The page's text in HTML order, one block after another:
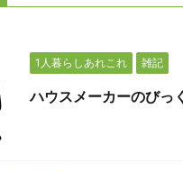
1人暮らしあれこれ 雑記
ハウスメーカーのびっ